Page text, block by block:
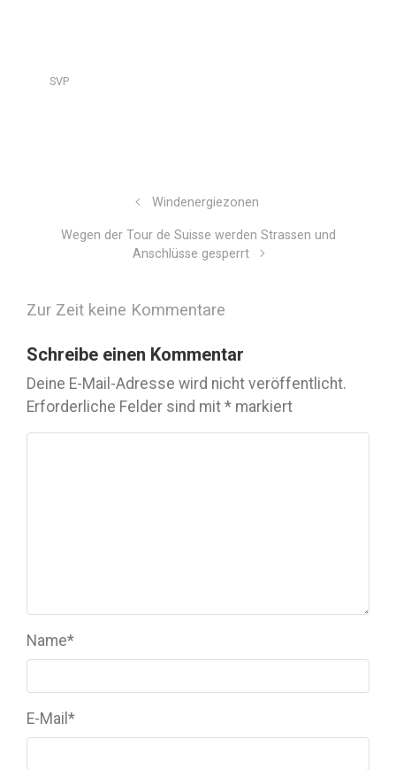
SVP
Windenergiezonen
Wegen der Tour de Suisse werden Strassen und
Anschlüsse gesperrt
Zur Zeit keine Kommentare
Schreibe einen Kommentar
Deine E-Mail-Adresse wird nicht veröffentlicht.
Erforderliche Felder sind mit * markiert
Name*
E-Mail *